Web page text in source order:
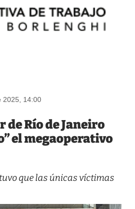
2025, 14:00
de Río de Janeiro
el megaoperativo
que las únicas víctimas